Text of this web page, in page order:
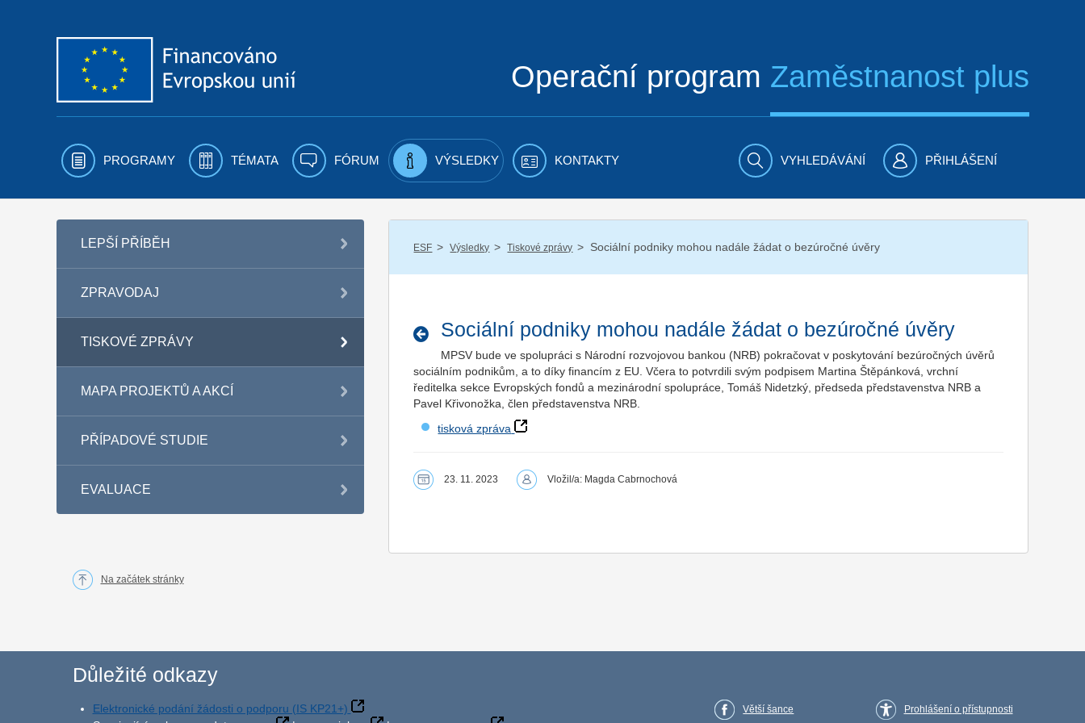
Operační program Zaměstnanost plus
PROGRAMY TÉMATA FÓRUM VÝSLEDKY KONTAKTY VYHLEDÁVÁNÍ PŘIHLÁŠENÍ
LEPŠÍ PŘÍBĚH
ZPRAVODAJ
TISKOVÉ ZPRÁVY
MAPA PROJEKTŮ A AKCÍ
PŘÍPADOVÉ STUDIE
EVALUACE
ESF / Výsledky / Tiskové zprávy / Sociální podniky mohou nadále žádat o bezúročné úvěry
Sociální podniky mohou nadále žádat o bezúročné úvěry
MPSV bude ve spolupráci s Národní rozvojovou bankou (NRB) pokračovat v poskytování bezúročných úvěrů
sociálním podnikům, a to díky financím z EU. Včera to potvrdili svým podpisem Martina Štěpánková, vrchní
ředitelka sekce Evropských fondů a mezinárodní spolupráce, Tomáš Nidetzký, předseda představenstva NRB a
Pavel Křivonožka, člen představenstva NRB.
tisková zpráva
23. 11. 2023 Vložil/a: Magda Cabrnochová
Na začátek stránky
Důležité odkazy
Elektronické podání žádosti o podporu (IS KP21+)
Větší šance Prohlášení o přístupnosti